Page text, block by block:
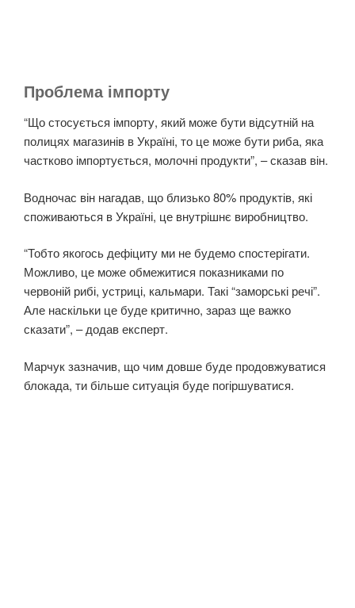
Проблема імпорту
“Що стосується імпорту, який може бути відсутній на
полицях магазинів в Україні, то це може бути риба, яка
частково імпортується, молочні продукти”, – сказав він.
Водночас він нагадав, що близько 80% продуктів, які
споживаються в Україні, це внутрішнє виробництво.
“Тобто якогось дефіциту ми не будемо спостерігати.
Можливо, це може обмежитися показниками по
червоній рибі, устриці, кальмари. Такі “заморські речі”.
Але наскільки це буде критично, зараз ще важко
сказати”, – додав експерт.
Марчук зазначив, що чим довше буде продовжуватися
блокада, ти більше ситуація буде погіршуватися.